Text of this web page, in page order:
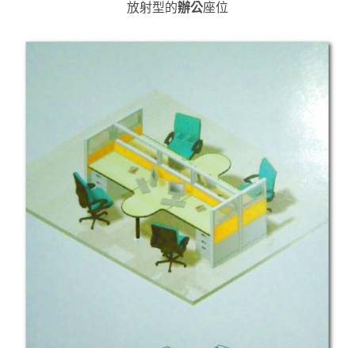
放射型的辦公座位